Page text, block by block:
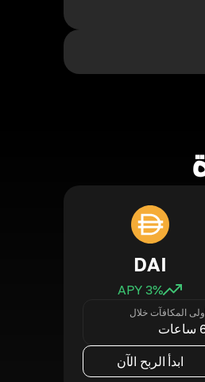
DAI
3% APY
المكافآت خلال
ابدأ الربح الآن